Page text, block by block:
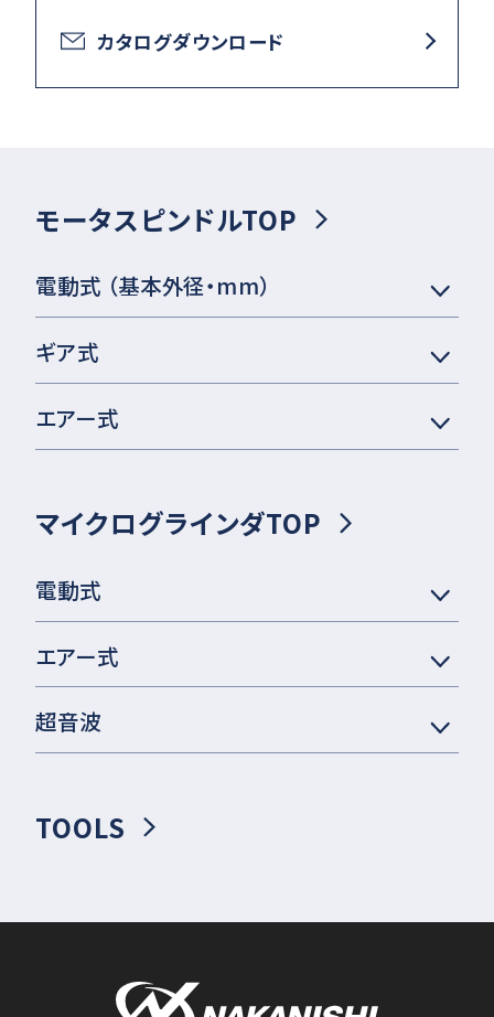
カタログダウンロード
モータスピンドルTOP
電動式 （基本外径・mm）
ギア式
エアー式
マイクログラインダTOP
電動式
エアー式
超音波
TOOLS